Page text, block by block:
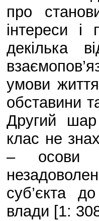
про
інтереси
декілька
умови
обставини
Другий шар
клас не
– осови
суб’єкта
влади [1: